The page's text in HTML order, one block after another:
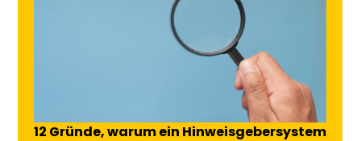
12 Gründe, warum ein Hinweisgebersystem